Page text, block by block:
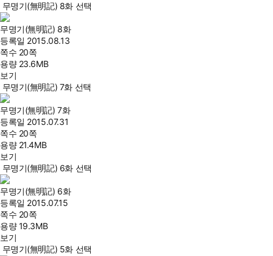
무명기(無明記) 8화 선택
무명기(無明記) 8화
등록일 2015.08.13
쪽수 20쪽
용량 23.6MB
보기
무명기(無明記) 7화 선택
무명기(無明記) 7화
등록일 2015.07.31
쪽수 20쪽
용량 21.4MB
보기
무명기(無明記) 6화 선택
무명기(無明記) 6화
등록일 2015.07.15
쪽수 20쪽
용량19.3MB
보기
무명기(無明記) 5화 선택